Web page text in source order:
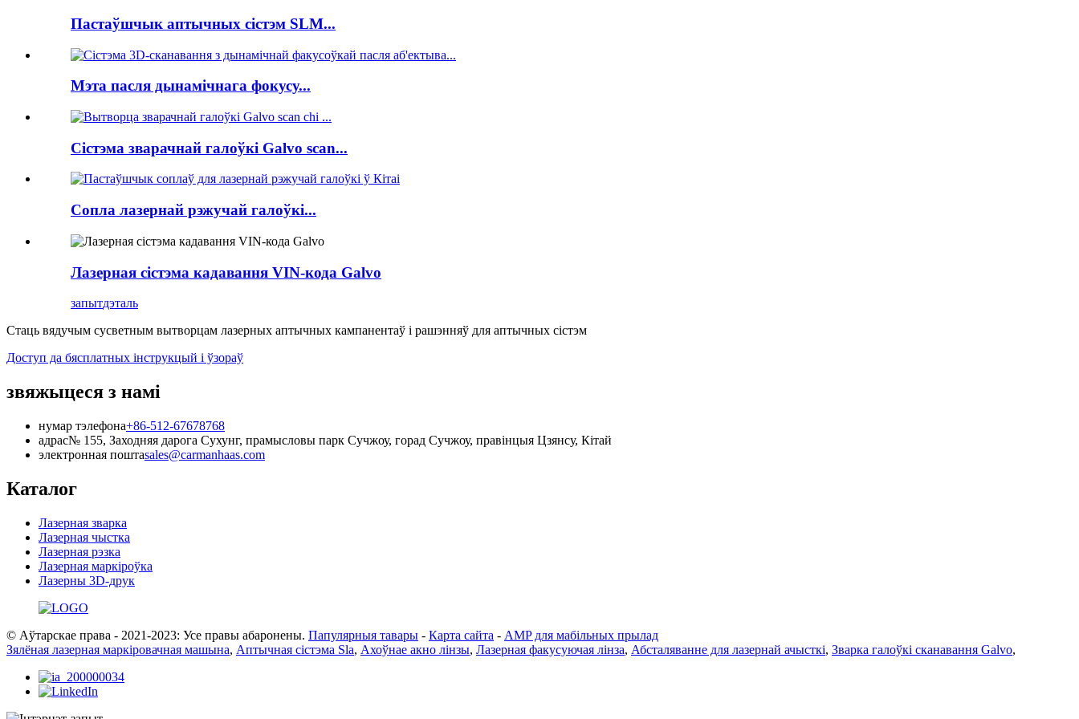
Пастаўшчык аптычных сістэм SLM...
Мэта пасля дынамічнага фокусу...
Сістэма зварачнай галоўкі Galvo scan...
Сопла лазернай рэжучай галоўкі...
Лазерная сістэма кадавання VIN-кода Galvo
запытдэталь
Стаць вядучым сусветным вытворцам лазерных аптычных кампанентаў і рашэнняў для аптычных сістэм
Доступ да бясплатных інструкцый і ўзораў
звяжыцеся з намі
нумар тэлефона+86-512-67678768
адрас№ 155, Заходняя дарога Сухунг, прамысловы парк Сучжоу, горад Сучжоу, правінцыя Цзянсу, Кітай
электронная поштаsales@carmanhaas.com
Каталог
Лазерная зварка
Лазерная чыстка
Лазерная рэзка
Лазерная маркіроўка
Лазерны 3D-друк
© Аўтарскае права - 2021-2023: Усе правы абаронены. Папулярныя тавары - Карта сайта - AMP для мабільных прылад
Зялёная лазерная маркіровачная машына, Аптычная сістэма Sla, Ахоўнае акно лінзы, Лазерная факусуючая лінза, Абсталяванне для лазернай ачысткі, Зварка галоўкі сканавання Galvo,